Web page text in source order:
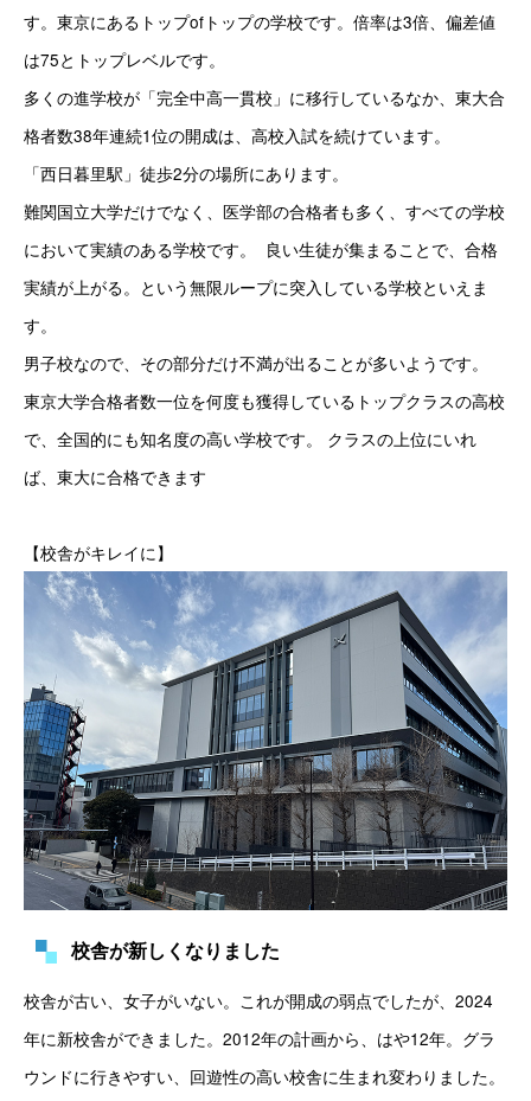
す。東京にあるトップofトップの学校です。倍率は3倍、偏差値
は75とトップレベルです。
多くの進学校が「完全中高一貫校」に移行しているなか、東大合
格者数38年連続1位の開成は、高校入試を続けています。
「西日暮里駅」徒歩2分の場所にあります。
難関国立大学だけでなく、医学部の合格者も多く、すべての学校
において実績のある学校です。  良い生徒が集まることで、合格
実績が上がる。という無限ループに突入している学校といえま
す。
男子校なので、その部分だけ不満が出ることが多いようです。
東京大学合格者数一位を何度も獲得しているトップクラスの高校
で、全国的にも知名度の高い学校です。 クラスの上位にいれ
ば、東大に合格できます
【校舎がキレイに】
校舎が新しくなりました
校舎が古い、女子がいない。これが開成の弱点でしたが、2024
年に新校舎ができました。2012年の計画から、はや12年。グラ
ウンドに行きやすい、回遊性の高い校舎に生まれ変わりました。